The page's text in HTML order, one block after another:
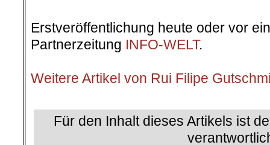
Erstveröffentlichung heute oder vor
Partnerzeitung INFO-WELT.
Weitere Artikel von Rui Filipe
Für den Inhalt dieses Artikels ist